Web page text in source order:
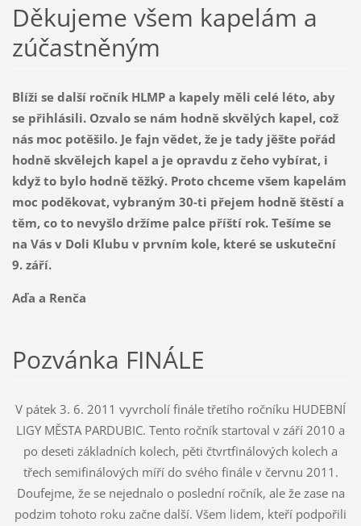
Děkujeme všem kapelám a
zúčastněným
Blíži se další ročník HLMP a kapely měli celé léto, aby
se přihlásili. Ozvalo se nám hodně skvělých kapel, což
nás moc potěšilo. Je fajn vědet, že je tady jěšte pořád
hodně skvělejch kapel a je opravdu z čeho vybírat, i
když to bylo hodně těžký. Proto chceme všem kapelám
moc poděkovat, vybraným 30-ti přejem hodně štěstí a
těm, co to nevyšlo držíme palce příští rok. Tešíme se
na Vás v Doli Klubu v prvním kole, které se uskuteční
9. září.
Aďa a Renča
Pozvánka FINÁLE
V pátek 3. 6. 2011 vyvrcholí finále třetího ročníku HUDEBNÍ
LIGY MĚSTA PARDUBIC. Tento ročník startoval v září 2010 a
po deseti základních kolech, pěti čtvrtfinálových kolech a
třech semifinálových míří do svého finále v červnu 2011.
Doufejme, že se nejednalo o poslední ročník, ale že zase na
podzim tohoto roku začne další. Všem lidem, kteří podpořili